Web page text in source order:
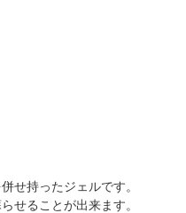
せ持ったジェルです。
せることが出来ます。